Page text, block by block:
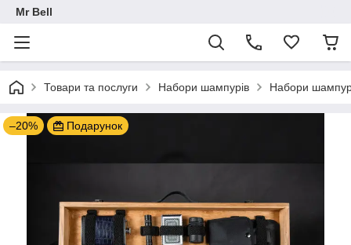
Mr Bell
Товари та послуги Набори шампурів Набори
–20% Подарунок